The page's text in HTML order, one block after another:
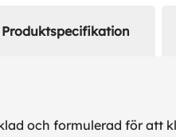
Produktspecifikation
och formulerad för att